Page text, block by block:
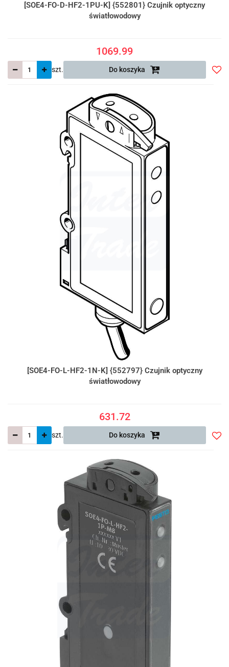
[SOE4-FO-D-HF2-1PU-K] {552801} Czujnik optyczny
światłowodowy
1069.99
szt. Do koszyka
[SOE4-FO-L-HF2-1N-K] {552797} Czujnik optyczny
światłowodowy
631.72
szt. Do koszyka